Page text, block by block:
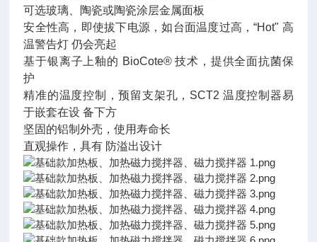
可选玻璃、陶瓷或陶瓷涂层金属面板
安全性高，即使拔下电源，如台面温度过高，“Hot" 高
温警告灯 仍会亮起
基于银离子上釉的 BioCote® 技术，提供全面抗菌保
护
精准的温度控制，预留支架孔，SCT2 温度控制器易
于嵌套在设 备下方
坚固的铝制外壳，使用寿命长
直观操作，具有 防溢出设计